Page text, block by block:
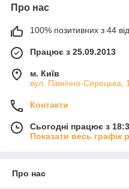
Про нас
100% позитивних з 44
Працює з 25.09.2013
м. Київ
вул. Північно-Сирецька,
Контакти
Сьогодні працює з
Показати весь графік
Про нас